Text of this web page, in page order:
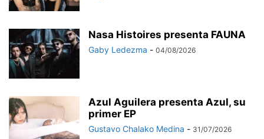
Nasa Histoires presenta FAUNA
Gaby Ledezma - 04/08/2026
Azul Aguilera presenta Azul, su
primer EP
Gustavo Chalako Medina - 31/07/2026